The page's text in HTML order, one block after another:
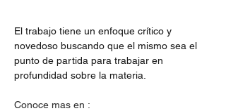
El trabajo tiene un enfoque crítico y
novedoso buscando que el mismo sea el
punto de partida para trabajar en
profundidad sobre la materia.
Conoce mas en :